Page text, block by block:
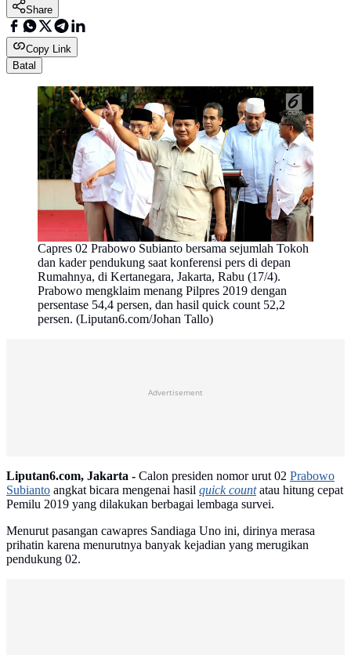
Share
Copy Link
Batal
Capres 02 Prabowo Subianto bersama sejumlah Tokoh
dan kader pendukung saat konferensi pers di depan
Rumahnya, di Kertanegara, Jakarta, Rabu (17/4).
Prabowo mengklaim menang Pilpres 2019 dengan
persentase 54,4 persen, dan hasil quick count 52,2
persen. (Liputan6.com/Johan Tallo)
Advertisement
Liputan6.com, Jakarta - Calon presiden nomor urut 02 Prabowo
Subianto angkat bicara mengenai hasil quick countatau hitung cepat
Pemilu 2019 yang dilakukan berbagai lembaga survei.
Menurut pasangan cawapres Sandiaga Uno ini, dirinya merasa
prihatin karena menurutnya banyak kejadian yang merugikan
pendukung 02.